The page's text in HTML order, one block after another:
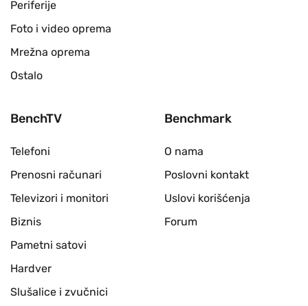
Periferije
Foto i video oprema
Mrežna oprema
Ostalo
BenchTV
Telefoni
Prenosni računari
Televizori i monitori
Biznis
Pametni satovi
Hardver
Slušalice i zvučnici
Benchmark
O nama
Poslovni kontakt
Uslovi korišćenja
Forum